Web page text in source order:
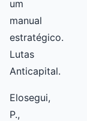
um
manual
estratégico.
Lutas
Anticapital.
Elosegui,
P.,